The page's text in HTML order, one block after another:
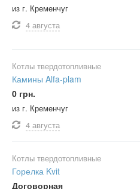
из г. Кременчуг
4 августа
Котлы твердотопливные
Камины Alfa-plam
0 грн.
из г. Кременчуг
4 августа
Котлы твердотопливные
Горелка Kvit
Договорная